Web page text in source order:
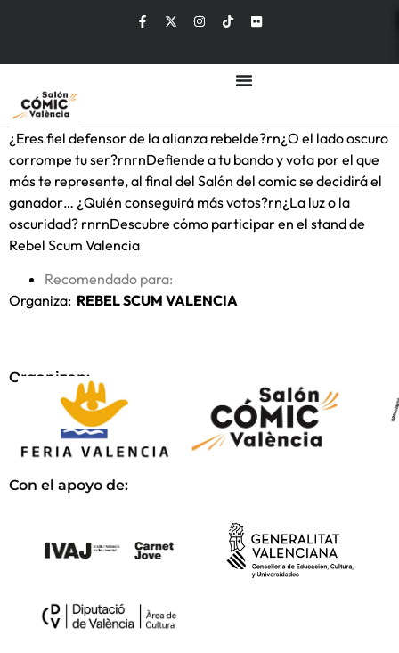
¿Eres fiel defensor de la alianza rebelde?rn¿O el lado oscuro
corrompe tu ser?rnrnDefiende a tu bando y vota por el que
más te represente, al final del Salón del comic se decidirá el
ganador… ¿Quién conseguirá más votos?rn¿La luz o la
oscuridad? rnrnDescubre cómo participar en el stand de
Rebel Scum Valencia
Recomendado para:
Organiza: REBEL SCUM VALENCIA
Organizan:
Con el apoyo de: